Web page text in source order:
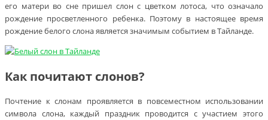
его матери во сне пришел слон с цветком лотоса, что означало
рождение просветленного ребенка. Поэтому в настоящее время
рождение белого слона является значимым событием в Тайланде.
Как почитают слонов?
Почтение к слонам проявляется в повсеместном использовании
символа слона, каждый праздник проводится с участием этого